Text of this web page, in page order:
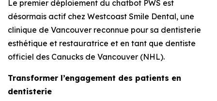
Le premier déploiement du chatbot PWS est
désormais actif chez Westcoast Smile Dental, une
clinique de Vancouver reconnue pour sa dentisterie
esthétique et restauratrice et en tant que dentiste
officiel des Canucks de Vancouver (NHL).
Transformer l’engagement des patients en
dentisterie